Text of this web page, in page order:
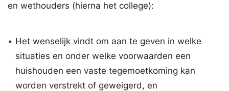
en wethouders (hierna het college):
• Het wenselijk vindt om aan te geven in welke
situaties en onder welke voorwaarden een
huishouden een vaste tegemoetkoming kan
worden verstrekt of geweigerd, en